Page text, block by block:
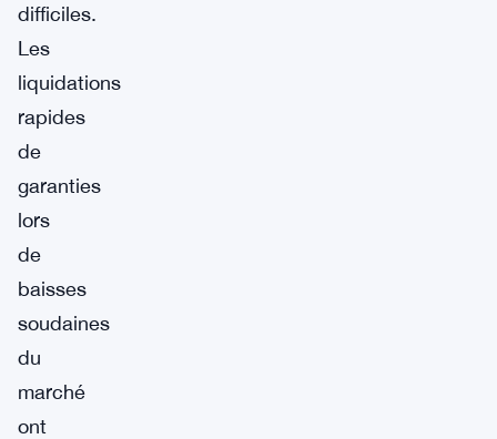
difficiles.
Les
liquidations
rapides
de
garanties
lors
de
baisses
soudaines
du
marché
ont